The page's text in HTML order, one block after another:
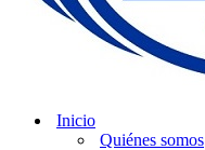
Inicio
Quiénes somos